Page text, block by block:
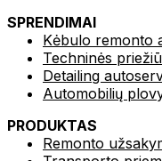
SPRENDIMAI
Kėbulo remonto
Techninės
Detailing
Automobilių
PRODUKTAS
Remonto